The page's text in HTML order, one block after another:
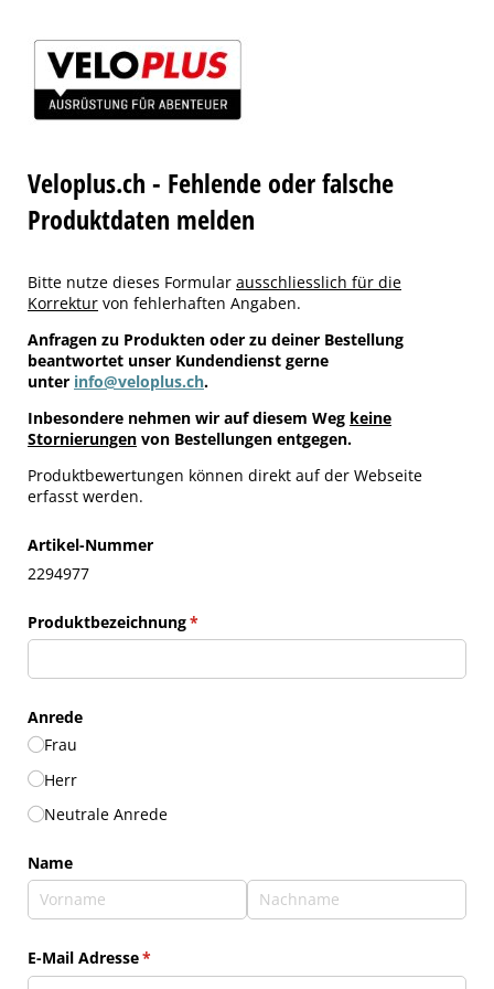
Veloplus.ch - Fehlende oder falsche
Produktdaten melden
Bitte nutze dieses Formular ausschliesslich für die
Korrektur von fehlerhaften Angaben.
Anfragen zu Produkten oder zu deiner Bestellung
beantwortet unser Kundendienst gerne
unter info@veloplus.ch.
Inbesondere nehmen wir auf diesem Weg keine
Stornierungen von Bestellungen entgegen.
Produktbewertungen können direkt auf der Webseite
erfasst werden.
Artikel-Nummer
2294977
Produktbezeichnung*
(erforderlich)
Anrede
Frau
Herr
Neutrale Anrede
Name
E-Mail Adresse*
(erforderlich)